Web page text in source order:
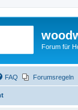
Forum für
FAQ Forumsregeln